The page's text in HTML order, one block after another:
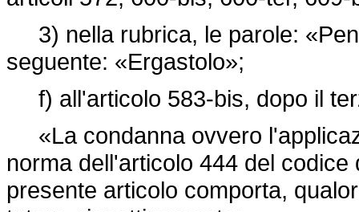
3) nella rubrica, le parole:
seguente: «Ergastolo»;
f) all'articolo 583-bis, dopo il
«La condanna ovvero
norma dell'articolo 444 del
presente articolo comporta,